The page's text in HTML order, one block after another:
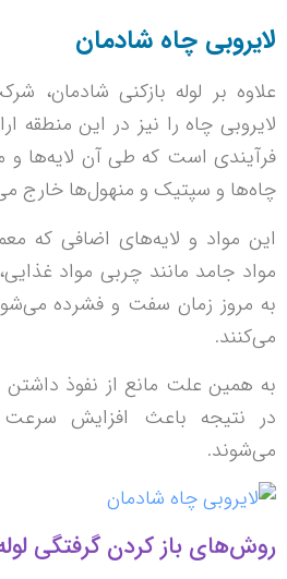
لایروبی چاه شادمان
علاوه بر لوله بازکنی شادمان،
لایروبی چاه را نیز در این منطقه
فرآیندی است که طی آن لایه‌ها و
چاه‌ها و سپتیک و منهول‌ها خارج
این مواد و لایه‌های اضافی که
مواد جامد مانند چربی مواد
به مروز زمان سفت و فشرده
می‌کنند.
به همین علت مانع از نفوذ
در نتیجه باعث افزایش
می‌شوند.
روش‌های باز کردن گرفتگی